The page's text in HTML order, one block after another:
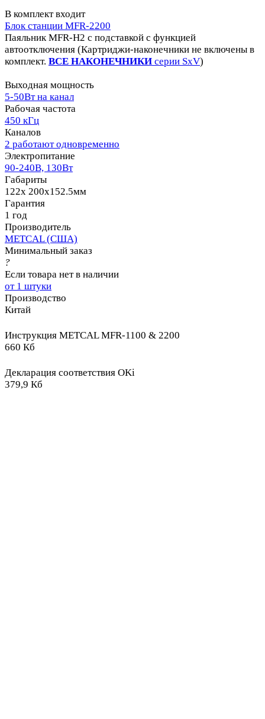
В комплект входит
Блок станции MFR-2200
Паяльник MFR-H2 с подставкой с функцией
автоотключения (Картриджи-наконечники не включены в
комплект. ВСЕ НАКОНЕЧНИКИ серии SxV)
Выходная мощность
5-50Вт на канал
Рабочая частота
450 кГц
Каналов
2 работают одновременно
Электропитание
90-240В, 130Вт
Габариты
122x 200x152.5мм
Гарантия
1 год
Производитель
METCAL (США)
Минимальный заказ
?
Если товара нет в наличии
от 1 штуки
Производство
Китай
Инструкция METCAL MFR-1100 & 2200
660 Кб
Декларация соответствия OKi
379,9 Кб